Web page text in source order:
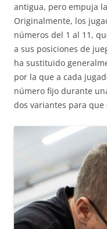
antigua, pero empuja
Originalmente, los
números del 1 al 11,
a sus posiciones de
ha sustituido
por la que a cada
número fijo durante
dos variantes para